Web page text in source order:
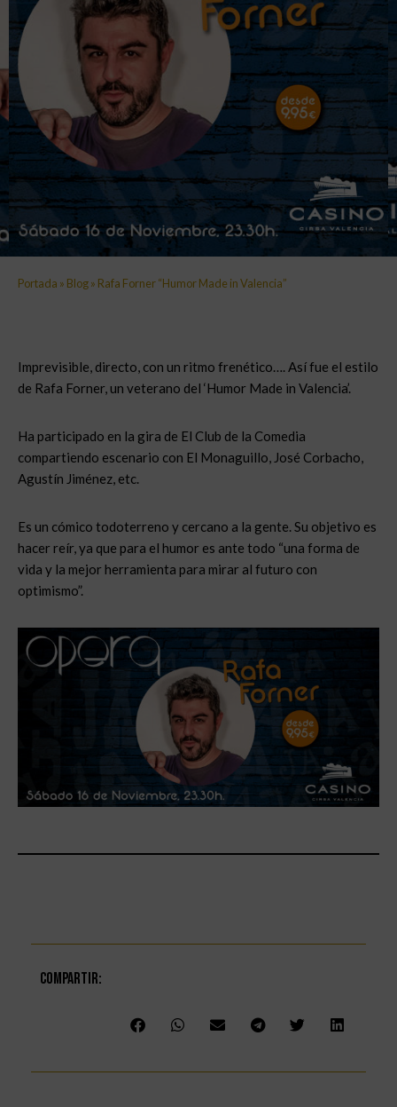
Portada » Blog» Rafa Forner “Humor Made in Valencia”
Imprevisible, directo, con un ritmo frenético…. Así fue el estilo
de Rafa Forner, un veterano del ‘Humor Made in Valencia’.
Ha participado en la gira de El Club de la Comedia
compartiendo escenario con El Monaguillo, José Corbacho,
Agustín Jiménez, etc.
Es un cómico todoterreno y cercano a la gente. Su objetivo es
hacer reír, ya que para el humor es ante todo “una forma de
vida y la mejor herramienta para mirar al futuro con
optimismo”.
Compartir: